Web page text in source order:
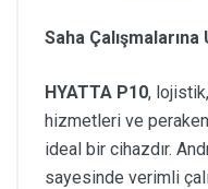
Saha
HYATTA P10,
hizmetleri ve
ideal bir cihazdır.
sayesinde verimli